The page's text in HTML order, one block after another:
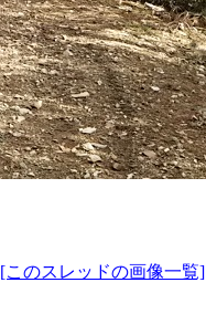
[このスレッドの画像一覧]